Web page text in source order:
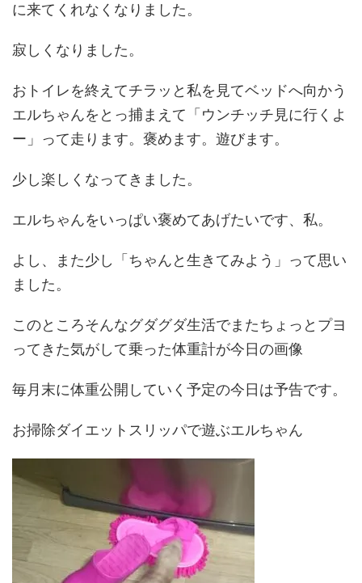
に来てくれなくなりました。
寂しくなりました。
おトイレを終えてチラッと私を見てベッドへ向かう
エルちゃんをとっ捕まえて「ウンチッチ見に行くよ
ー」って走ります。褒めます。遊びます。
少し楽しくなってきました。
エルちゃんをいっぱい褒めてあげたいです、私。
よし、また少し「ちゃんと生きてみよう」って思い
ました。
このところそんなグダグダ生活でまたちょっとプヨ
ってきた気がして乗った体重計が今日の画像
毎月末に体重公開していく予定の今日は予告です。
お掃除ダイエットスリッパで遊ぶエルちゃん